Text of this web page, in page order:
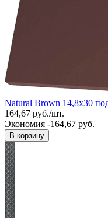
Natural Brown 14,8x30
164,67 руб./шт.
Экономия -164,67 руб.
В корзину